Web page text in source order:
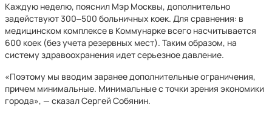
Каждую неделю, пояснил Мэр Москвы, дополнительно
задействуют 300‒500 больничных коек. Для сравнения: в
медицинском комплексе в Коммунарке всего насчитывается
600 коек (без учета резервных мест). Таким образом, на
систему здравоохранения идет серьезное давление.
«Поэтому мы вводим заранее дополнительные ограничения,
причем минимальные. Минимальные с точки зрения экономики
города», — сказал Сергей Собянин.